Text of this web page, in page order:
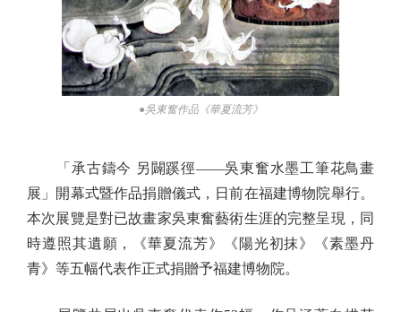
●吳東奮作品《華夏流芳》
「承古鑄今 另闢蹊徑——吳東奮水墨工筆花鳥畫
展」開幕式暨作品捐贈儀式，日前在福建博物院舉行。
本次展覽是對已故畫家吳東奮藝術生涯的完整呈現，同
時遵照其遺願，《華夏流芳》《陽光初抹》《素墨丹
青》等五幅代表作正式捐贈予福建博物院。